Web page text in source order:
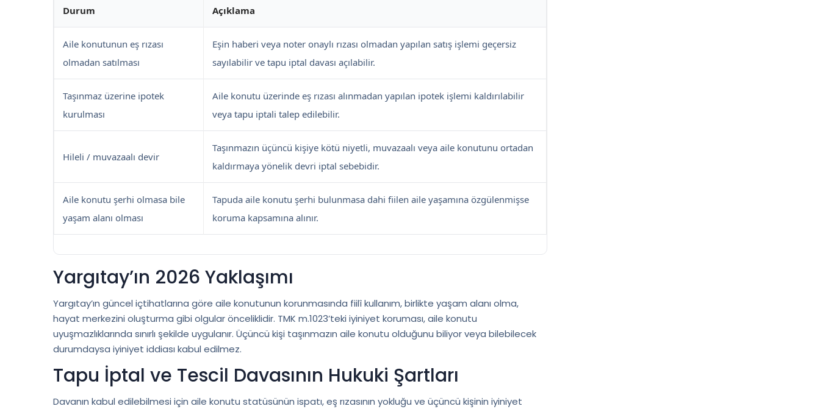
Durum Açıklama
Aile konutunun eş rızası
olmadan satılması
Eşin haberi veya noter onaylı rızası olmadan yapılan satış işlemi geçersiz
sayılabilir ve tapu iptal davası açılabilir.
Taşınmaz üzerine ipotek
kurulması
Aile konutu üzerinde eş rızası alınmadan yapılan ipotek işlemi kaldırılabilir
veya tapu iptali talep edilebilir.
Hileli / muvazaalı devir
Taşınmazın üçüncü kişiye kötü niyetli, muvazaalı veya aile konutunu ortadan
kaldırmaya yönelik devri iptal sebebidir.
Aile konutu şerhi olmasa bile
yaşam alanı olması
Tapuda aile konutu şerhi bulunmasa dahi fiilen aile yaşamına özgülenmişse
koruma kapsamına alınır.
Yargıtay’ın 2026 Yaklaşımı
Yargıtay’ın güncel içtihatlarına göre aile konutunun korunmasında fiilî kullanım, birlikte yaşam alanı olma,
hayat merkezini oluşturma gibi olgular önceliklidir. TMK m.1023’teki iyiniyet koruması, aile konutu
uyuşmazlıklarında sınırlı şekilde uygulanır. Üçüncü kişi taşınmazın aile konutu olduğunu biliyor veya bilebilecek
durumdaysa iyiniyet iddiası kabul edilmez.
Tapu İptal ve Tescil Davasının Hukuki Şartları
Davanın kabul edilebilmesi için aile konutu statüsünün ispatı, eş rızasının yokluğu ve üçüncü kişinin iyiniyet